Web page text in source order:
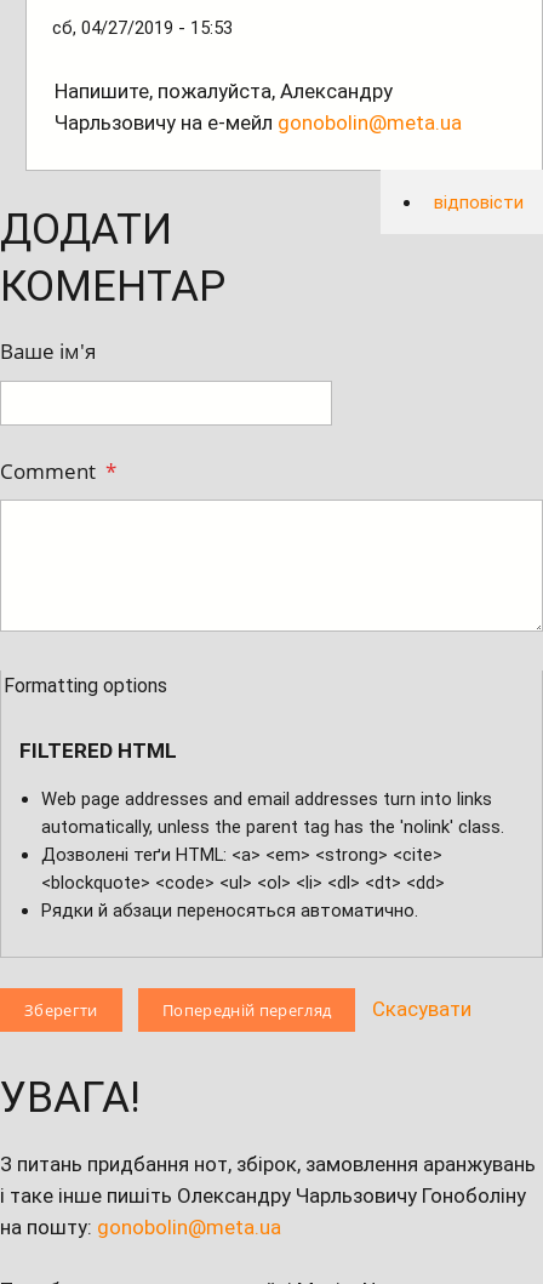
сб, 04/27/2019 - 15:53
Напишите, пожалуйста, Александру
Чарльзовичу на е-мейл gonobolin@meta.ua
відповісти
ДОДАТИ
КОМЕНТАР
Ваше ім'я
Comment *
Formatting options
FILTERED HTML
Web page addresses and email addresses turn into links
automatically, unless the parent tag has the 'nolink' class.
Дозволені теґи HTML: <a> <em> <strong> <cite>
<blockquote> <code> <ul> <ol> <li> <dl> <dt> <dd>
Рядки й абзаци переносяться автоматично.
Скасувати
УВАГА!
З питань придбання нот, збірок, замовлення аранжувань
і таке інше пишіть Олександру Чарльзовичу Гоноболіну
на пошту: gonobolin@meta.ua